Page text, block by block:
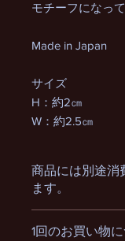
モチーフになって
Made in Japan
サイズ
H：約2㎝
W：約2.5㎝
商品には別途消
ます。
1回のお買い物